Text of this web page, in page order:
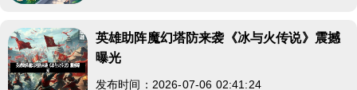
英雄助阵魔幻塔防来袭《冰与火传说》震撼
曝光
发布时间：2026-07-06 02:41:24